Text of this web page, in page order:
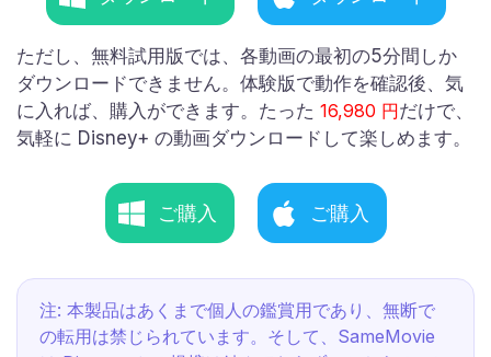
ただし、無料試用版では、各動画の最初の5分間しか
ダウンロードできません。体験版で動作を確認後、気
に入れば、購入ができます。たった 16,980 円だけで、
気軽に Disney+ の動画ダウンロードして楽しめます。
ご購入 ご購入
注: 本製品はあくまで個人の鑑賞用であり、無断で
の転用は禁じられています。そして、SameMovie